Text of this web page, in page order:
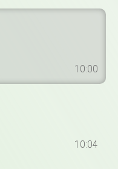
10:00
10:04